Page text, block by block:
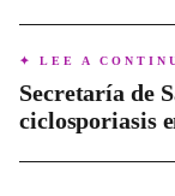
chinches puede
como la
crucial para la
residentes las
donde su
✦ LEE A
Secretaría de
ciclosporiasis